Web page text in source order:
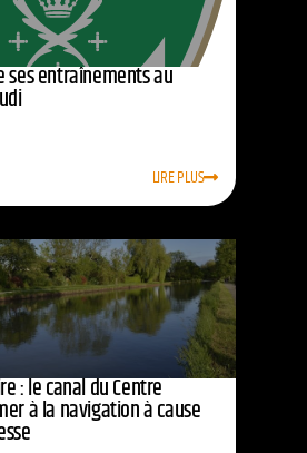
ses entraînements au
LIRE PLUS
: le canal du Centre
à la navigation à cause